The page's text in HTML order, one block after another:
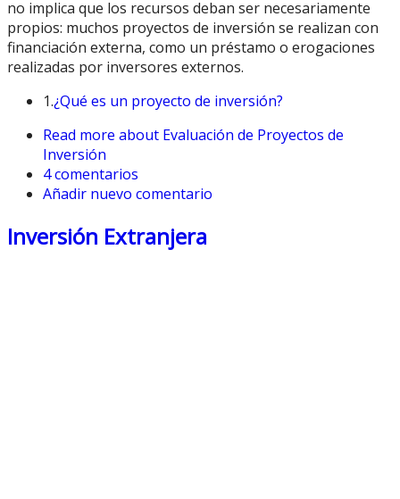
no implica que los recursos deban ser necesariamente
propios: muchos proyectos de inversión se realizan con
financiación externa, como un préstamo o erogaciones
realizadas por inversores externos.
1.¿Qué es un proyecto de inversión?
Read more about Evaluación de Proyectos de
Inversión
4 comentarios
Añadir nuevo comentario
Inversión Extranjera